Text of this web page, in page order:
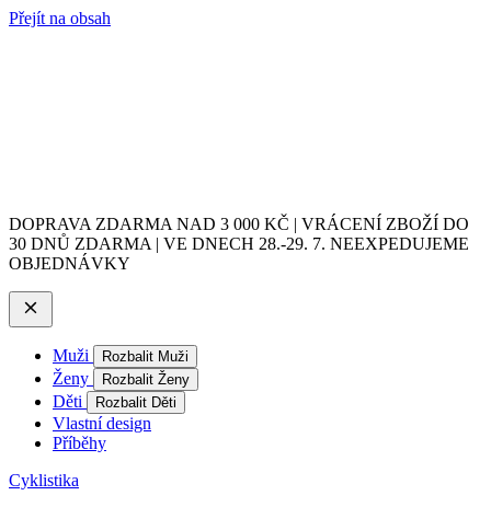
Přejít na obsah
DOPRAVA ZDARMA NAD 3 000 KČ | VRÁCENÍ ZBOŽÍ DO
30 DNŮ ZDARMA | VE DNECH 28.-29. 7. NEEXPEDUJEME
OBJEDNÁVKY
Muži Rozbalit Muži
Ženy Rozbalit Ženy
Děti Rozbalit Děti
Vlastní design
Příběhy
Cyklistika